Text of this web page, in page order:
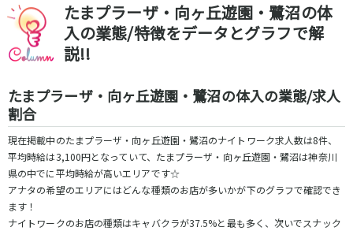
たまプラーザ・向ヶ丘遊園・鷺沼の体
入の業態/特徴をデータとグラフで解
説!!
たまプラーザ・向ヶ丘遊園・鷺沼の体入の業態/求人
割合
現在掲載中のたまプラーザ・向ヶ丘遊園・鷺沼のナイトワーク求人数は8件、
平均時給は3,100円となっていて、たまプラーザ・向ヶ丘遊園・鷺沼は神奈川
県の中でに平均時給が高いエリアです☆
アナタの希望のエリアにはどんな種類のお店が多いかが下のグラフで確認でき
ます！
ナイトワークのお店の種類はキャバクラが37.5%と最も多く、次いでスナック
西武新宿駅
本川越駅
所沢駅
東村山駅
久米川駅
新井薬師前駅
JR根岸線
関内駅
横浜駅
桜木町駅
大船駅